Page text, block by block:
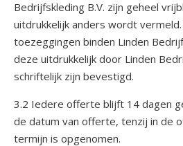
Bedrijfskleding B.V. zijn geheel
uitdrukkelijk anders wordt
toezeggingen binden Linden
deze uitdrukkelijk door Linden
schriftelijk zijn bevestigd.
3.2 Iedere offerte blijft 14 dagen
de datum van offerte, tenzij in de
termijn is opgenomen.